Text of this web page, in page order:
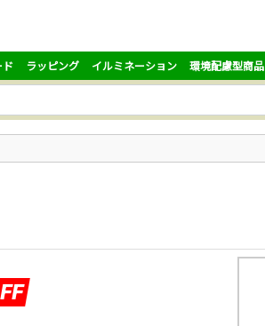
ラッピング イルミネーション 環境配慮型商品